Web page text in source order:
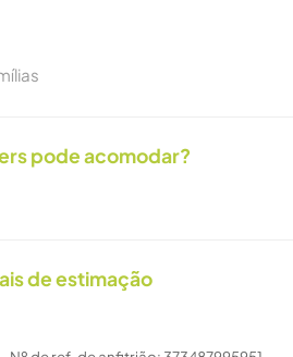
pode acomodar?
de estimação